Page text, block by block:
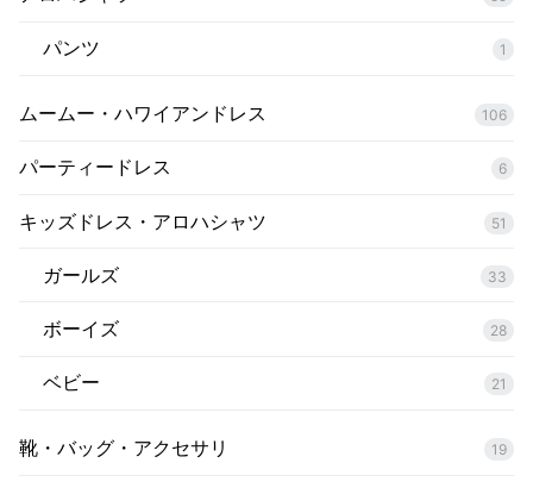
パンツ 1
ムームー・ハワイアンドレス 106
パーティードレス 6
キッズドレス・アロハシャツ 51
ガールズ 33
ボーイズ 28
ベビー 21
靴・バッグ・アクセサリ 19